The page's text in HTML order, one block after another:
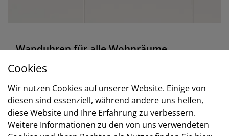
Wanduhren für alle Wohnräume
Herstellungsarten und Materialien unserer
Wanduhren, können Siejeden beliebigen
Wohnraum mit der passenden Wanduhr
austatten. Falls Sie auf der Suche nach einer
Cookies
Wir nutzen Cookies auf unserer Website. Einige von
diesen sind essenziell, während andere uns helfen,
diese Website und Ihre Erfahrung zu verbessern.
Weitere Informationen zu den von uns verwendeten